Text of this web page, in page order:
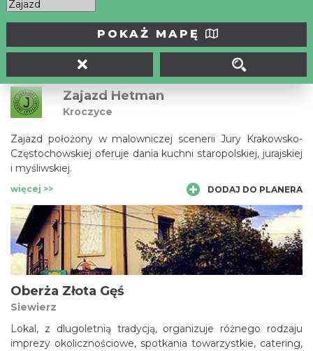
POKAŻ MAPĘ
Zajazd Hetman
Kroczyce
Zajazd położony w malowniczej scenerii Jury Krakowsko-
Częstochowskiej oferuje dania kuchni staropolskiej, jurajskiej
i myśliwskiej.
więcej >> DODAJ DO PLANERA
Oberża Złota Gęś
Siewierz
Lokal, z dlugoletnią tradycją, organizuje różnego rodzaju
imprezy okolicznościowe, spotkania towarzystkie, catering,